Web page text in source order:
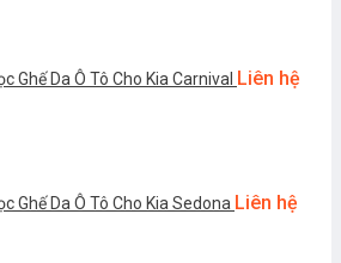
Ghế Da Ô Tô Cho Kia Carnival Liên hệ
Ghế Da Ô Tô Cho Kia Sedona Liên hệ